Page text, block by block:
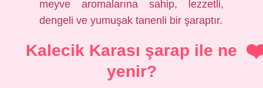
meyve aromalarına sahip, lezzetli,
dengeli ve yumuşak tanenli bir şaraptır.
Kalecik Karası şarap ile ne
yenir?